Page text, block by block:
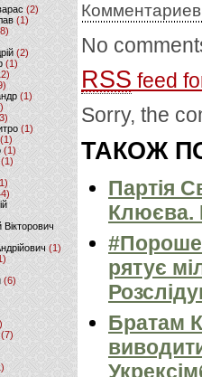
(2)
(1)
(2)
(1)
(1)
(1)
(1)
(1)
(1)
(6)
No
RSS feed
Sorry, the
ТАКОЖ
Партія
Клюєва.
рятує
Братам